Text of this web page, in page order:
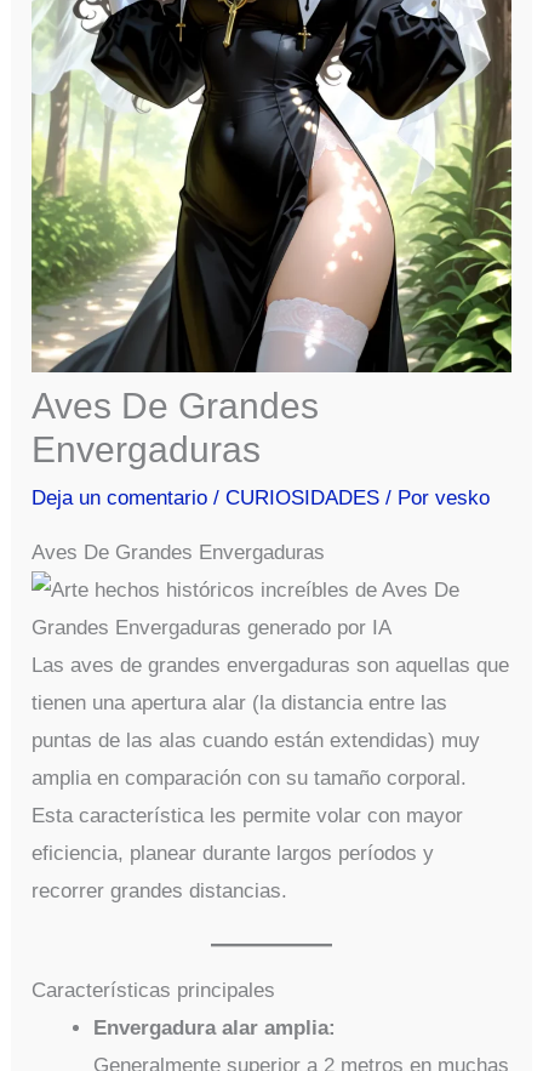
Aves De Grandes
Envergaduras
Deja un comentario /CURIOSIDADES / Porvesko
Aves De Grandes Envergaduras
Las aves de grandes envergaduras son aquellas que
tienen una apertura alar (la distancia entre las
puntas de las alas cuando están extendidas) muy
amplia en comparación con su tamaño corporal.
Esta característica les permite volar con mayor
eficiencia, planear durante largos períodos y
recorrer grandes distancias.
Características principales
Envergadura alar amplia:
Generalmente superior a 2 metros en muchas